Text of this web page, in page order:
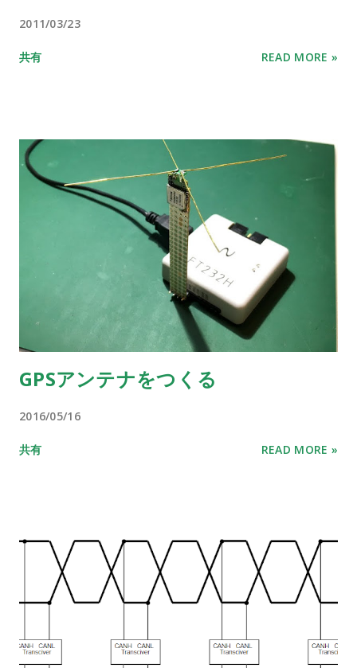
2011/03/23
共有 READ MORE »
GPSアンテナをつくる
2016/05/16
共有 READ MORE »